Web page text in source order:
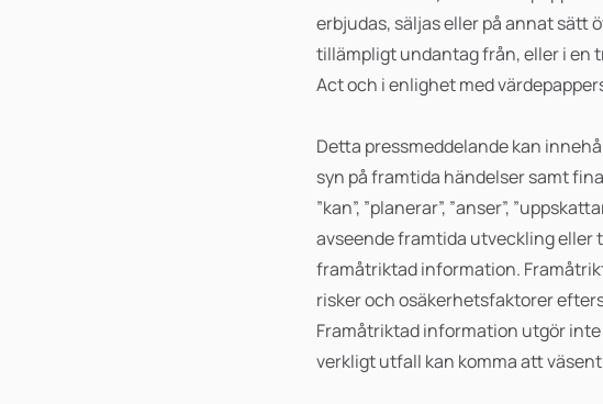
erbjudas, säljas eller på annat sätt
tillämpligt undantag från, eller i en
Act och i enlighet med
Detta pressmeddelande kan
syn på framtida händelser samt
”kan”, ”planerar”, ”anser”,
avseende framtida utveckling eller
framåtriktad information.
risker och osäkerhetsfaktorer
Framåtriktad information utgör
verkligt utfall kan komma att